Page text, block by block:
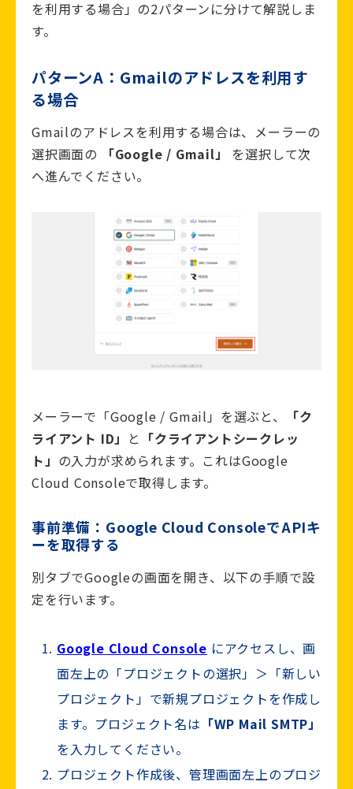
を利用する場合」の2パターンに分けて解説しま
す。
パターンA：Gmailのアドレスを利用す
る場合
Gmailのアドレスを利用する場合は、メーラーの
選択画面の
「Google / Gmail」
を選択して次
へ進んでください。
メーラーで「Google / Gmail」を選ぶと、
「ク
ライアント ID」 と 「クライアントシークレッ
ト」 の入力が求められます。これはGoogle
Cloud Consoleで取得します。
事前準備：Google Cloud ConsoleでAPIキ
ーを取得する
別タブでGoogleの画面を開き、以下の手順で設
定を行います。
Google Cloud Console にアクセスし、画
面左上の「プロジェクトの選択」＞「新しい
プロジェクト」で新規プロジェクトを作成し
ます。プロジェクト名は 「WP Mail SMTP」
を入力してください。
プロジェクト作成後、管理画面左上のプロジ